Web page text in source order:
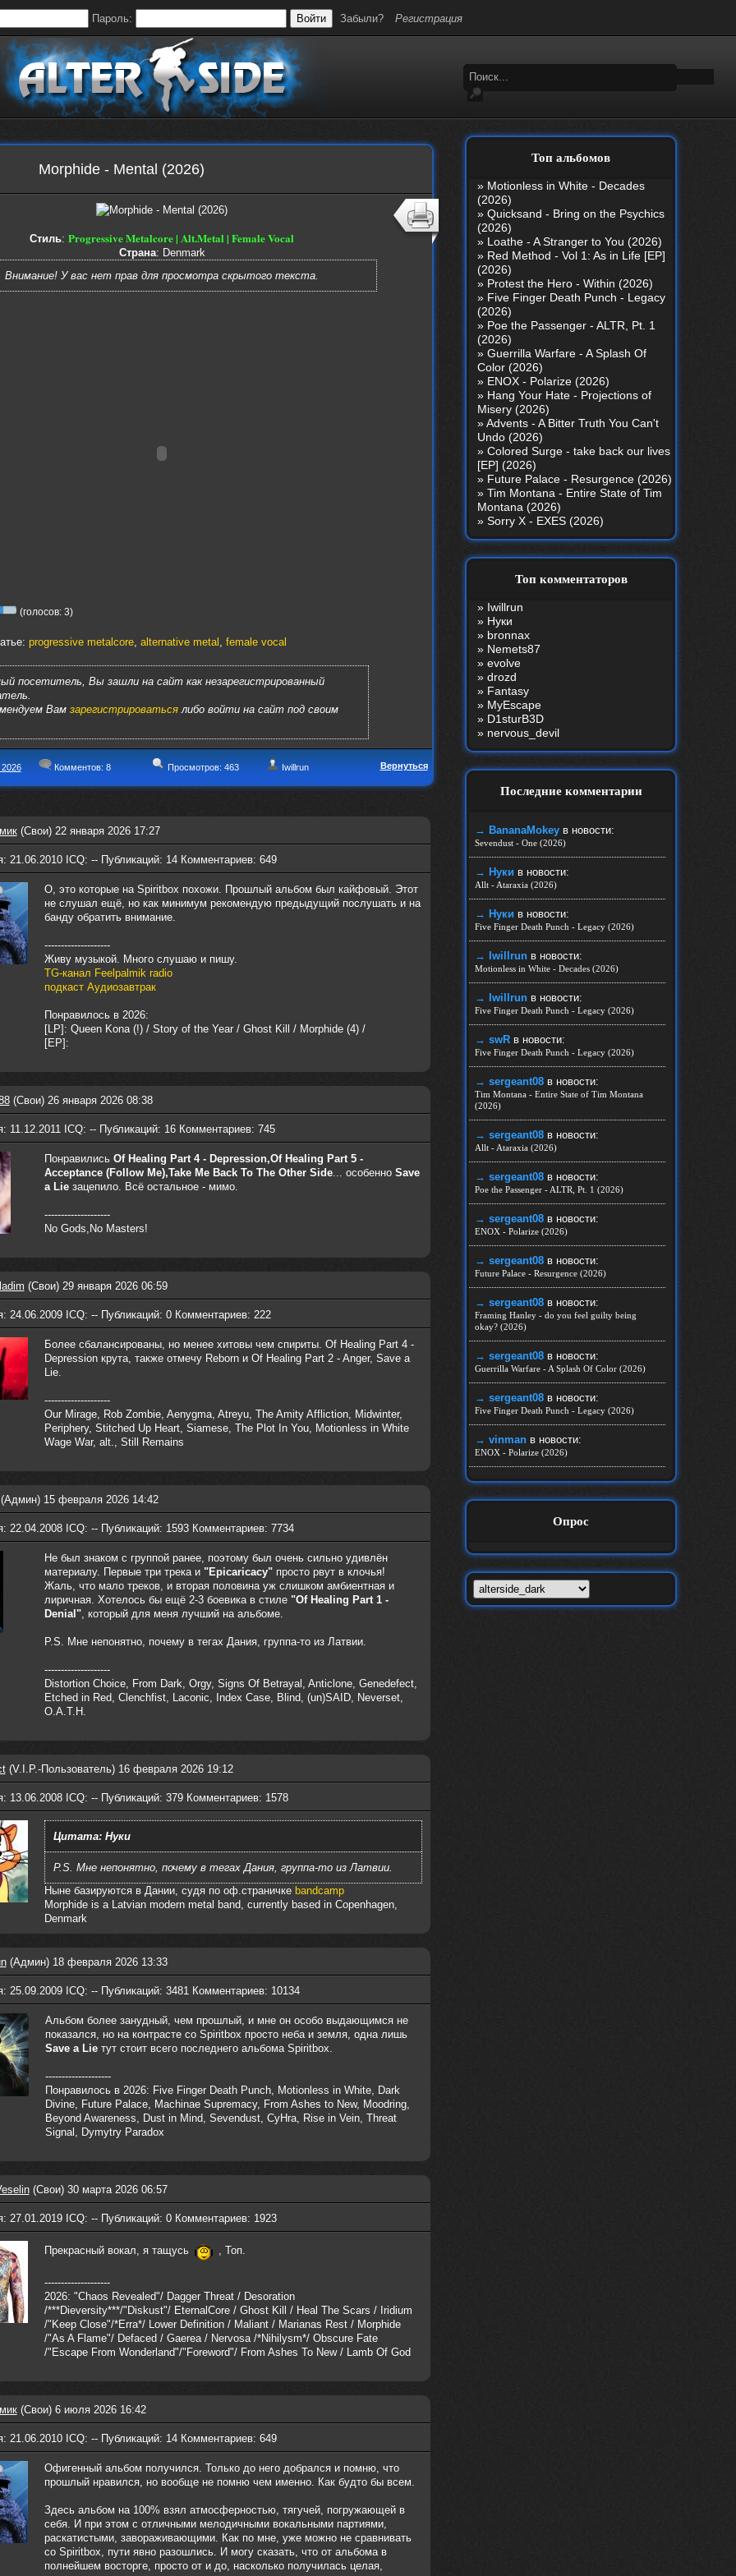
Пароль: Войти Забыли? Регистрация
Morphide - Mental (2026)
Стиль: Progressive Metalcore | Alt.Metal | Female Vocal
Страна: Denmark
Внимание! У вас нет прав для просмотра скрытого текста.
(голосов: 3)
progressive metalcore, alternative metal , female vocal
посетитель, Вы зашли на сайт как незарегистрированный
Вам зарегистрироватьсялибо войти на сайт под своим
Комментов: 8 Просмотров: 463 Iwillrun Вернуться
(Свои) 22 января 2026 17:27
21.06.2010 ICQ: -- Публикаций: 14 Комментариев: 649
О, это которые на Spiritbox похожи. Прошлый альбом был кайфовый. Этот
не слушал ещё, но как минимум рекомендую предыдущий послушать и на
банду обратить внимание.
--------------------
Живу музыкой. Много слушаю и пишу.
TG-канал Feelpalmik radio
подкаст Аудиозавтрак
Понравилось в 2026:
[LP]: Queen Kona (!) / Story of the Year / Ghost Kill / Morphide (4) /
[EP]:
(Свои) 26 января 2026 08:38
11.12.2011 ICQ: -- Публикаций: 16 Комментариев: 745
Понравились Of Healing Part 4 - Depression,Of Healing Part 5 -
Acceptance (Follow Me),Take Me Back To The Other Side... особенно Save
a Lieзацепило. Всё остальное - мимо.
--------------------
No Gods,No Masters!
(Свои) 29 января 2026 06:59
24.06.2009 ICQ: -- Публикаций: 0 Комментариев: 222
Более сбалансированы, но менее хитовы чем спириты. Of Healing Part 4 -
Depression крута, также отмечу Reborn и Of Healing Part 2 - Anger, Save a
Lie.
--------------------
Our Mirage, Rob Zombie, Aenygma, Atreyu, The Amity Affliction, Midwinter,
Periphery, Stitched Up Heart, Siamese, The Plot In You, Motionless in White
Wage War, alt., Still Remains
15 февраля 2026 14:42
22.04.2008 ICQ: -- Публикаций: 1593 Комментариев: 7734
Не был знаком с группой ранее, поэтому был очень сильно удивлён
материалу. Первые три трека и "Epicaricacy"просто рвут в клочья!
Жаль, что мало треков, и вторая половина уж слишком амбиентная и
лиричная. Хотелось бы ещё 2-3 боевика в стиле "Of Healing Part 1 -
Denial", который для меня лучший на альбоме.
P.S. Мне непонятно, почему в тегах Дания, группа-то из Латвии.
--------------------
Distortion Choice, From Dark, Orgy, Signs Of Betrayal, Anticlone, Genedefect,
Etched in Red, Clenchfist, Laconic, Index Case, Blind, (un)SAID, Neverset,
O.A.T.H.
(V.I.P.-Пользователь) 16 февраля 2026 19:12
13.06.2008 ICQ: -- Публикаций: 379 Комментариев: 1578
Цитата: Нуки
P.S. Мне непонятно, почему в тегах Дания, группа-то из Латвии.
Ныне базируются в Дании, судя по оф.страничке bandcamp
Morphide is a Latvian modern metal band, currently based in Copenhagen,
Denmark
(Админ) 18 февраля 2026 13:33
25.09.2009 ICQ: -- Публикаций: 3481 Комментариев: 10134
Альбом более занудный, чем прошлый, и мне он особо выдающимся не
показался, но на контрасте со Spiritbox просто неба и земля, одна лишь
Save a Lieтут стоит всего последнего альбома Spiritbox.
--------------------
Понравилось в 2026: Five Finger Death Punch, Motionless in White, Dark
Divine, Future Palace, Machinae Supremacy, From Ashes to New, Moodring,
Beyond Awareness, Dust in Mind, Sevendust, CyHra, Rise in Vein, Threat
Signal, Dymytry Paradox
(Свои) 30 марта 2026 06:57
27.01.2019 ICQ: -- Публикаций: 0 Комментариев: 1923
Прекрасный вокал, я тащусь , Топ.
--------------------
2026: "Chaos Revealed"/ Dagger Threat / Desoration
/***Dieversity***/"Diskust"/ EternalCore / Ghost Kill / Heal The Scars / Iridium
/"Keep Close"/*Erra*/ Lower Definition / Maliant / Marianas Rest / Morphide
/"As A Flame"/ Defaced / Gaerea / Nervosa /*Nihilysm*/ Obscure Fate
/"Escape From Wonderland"/"Foreword"/ From Ashes To New / Lamb Of God
(Свои) 6 июля 2026 16:42
21.06.2010 ICQ: -- Публикаций: 14 Комментариев: 649
Офигенный альбом получился. Только до него добрался и помню, что
прошлый нравился, но вообще не помню чем именно. Как будто бы всем.
Здесь альбом на 100% взял атмосферностью, тягучей, погружающей в
себя. И при этом с отличными мелодичными вокальными партиями,
раскатистыми, завораживающими. Как по мне, уже можно не сравнивать
со Spiritbox, пути явно разошлись. И могу сказать, что от альбома в
полнейшем восторге, просто от и до, насколько получилась целая,
Топ альбомов
» Motionless in White - Decades
(2026)
» Quicksand - Bring on the Psychics
(2026)
» Loathe - A Stranger to You (2026)
» Red Method - Vol 1: As in Life [EP]
(2026)
» Protest the Hero - Within (2026)
» Five Finger Death Punch - Legacy
(2026)
» Poe the Passenger - ALTR, Pt. 1
(2026)
» Guerrilla Warfare - A Splash Of
Color (2026)
» ENOX - Polarize (2026)
» Hang Your Hate - Projections of
Misery (2026)
»Advents - A Bitter Truth You Can't
Undo (2026)
» Colored Surge - take back our lives
[EP] (2026)
» Future Palace - Resurgence (2026)
» Tim Montana - Entire State of Tim
Montana (2026)
» Sorry X - EXES (2026)
Топ комментаторов
» Iwillrun
» Нуки
» bronnax
» Nemets87
» evolve
» drozd
» Fantasy
» MyEscape
» D1sturB3D
» nеrvous_dеvil
Последние комментарии
→ BananaMokey в новости:
Sevendust - One (2026)
→ Нуки в новости:
Allt - Ataraxia (2026)
→ Нуки в новости:
Five Finger Death Punch - Legacy (2026)
→ Iwillrun в новости:
Motionless in White - Decades (2026)
→ Iwillrun в новости:
Five Finger Death Punch - Legacy (2026)
→ swR в новости:
Five Finger Death Punch - Legacy (2026)
→ sergeant08 в новости:
Tim Montana - Entire State of Tim Montana
(2026)
→ sergeant08 в новости:
Allt - Ataraxia (2026)
→ sergeant08 в новости:
Poe the Passenger - ALTR, Pt. 1 (2026)
→ sergeant08 в новости:
ENOX - Polarize (2026)
→ sergeant08 в новости:
Future Palace - Resurgence (2026)
→ sergeant08 в новости:
Framing Hanley - do you feel guilty being
okay? (2026)
→ sergeant08 в новости:
Guerrilla Warfare - A Splash Of Color (2026)
→ sergeant08 в новости:
Five Finger Death Punch - Legacy (2026)
→ vinman в новости:
ENOX - Polarize (2026)
Опрос